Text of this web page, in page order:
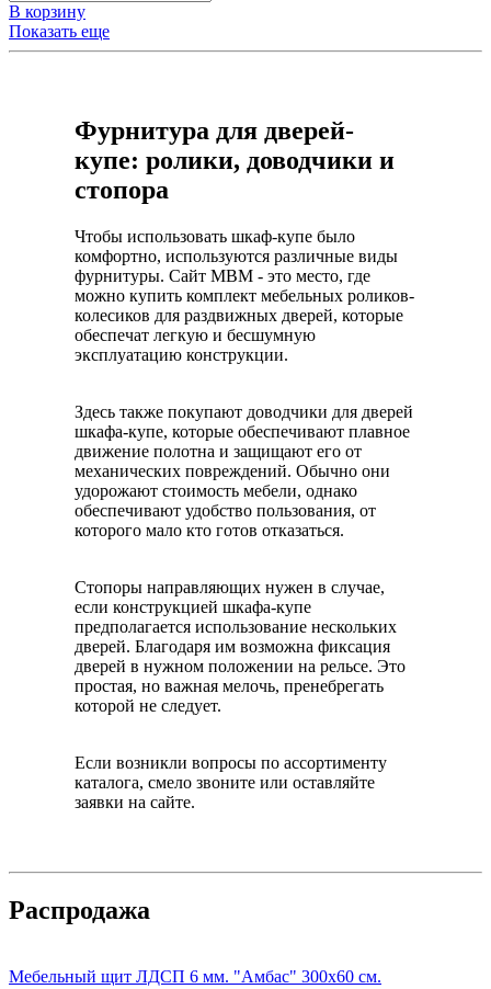
В корзину
Показать еще
Фурнитура для дверей-
купе: ролики, доводчики и
стопора
Чтобы использовать шкаф-купе было
комфортно, используются различные виды
фурнитуры. Сайт МВМ - это место, где
можно купить комплект мебельных роликов-
колесиков для раздвижных дверей, которые
обеспечат легкую и бесшумную
эксплуатацию конструкции.
Здесь также покупают доводчики для дверей
шкафа-купе, которые обеспечивают плавное
движение полотна и защищают его от
механических повреждений. Обычно они
удорожают стоимость мебели, однако
обеспечивают удобство пользования, от
которого мало кто готов отказаться.
Стопоры направляющих нужен в случае,
если конструкцией шкафа-купе
предполагается использование нескольких
дверей. Благодаря им возможна фиксация
дверей в нужном положении на рельсе. Это
простая, но важная мелочь, пренебрегать
которой не следует.
Если возникли вопросы по ассортименту
каталога, смело звоните или оставляйте
заявки на сайте.
Распродажа
Мебельный щит ЛДСП 6 мм. "Амбас" 300х60 см.